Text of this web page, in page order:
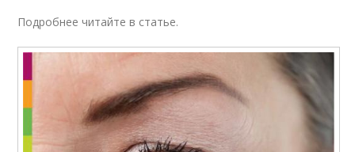
Подробнее читайте в статье.